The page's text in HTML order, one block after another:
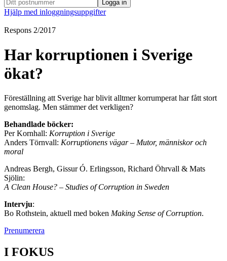
Hjälp med inloggningsuppgifter
Respons 2/2017
Har korruptionen i Sverige
ökat?
Föreställning att Sverige har blivit alltmer korrumperat har fått stort
genomslag. Men stämmer det verkligen?
Behandlade böcker:
Per Kornhall: Korruption i Sverige
Anders Törnvall: Korruptionens vägar – Mutor, människor och
moral
Andreas Bergh, Gissur Ó. Erlingsson, Richard Öhrvall & Mats
Sjölin:
A Clean House? – Studies of Corruption in Sweden
Intervju:
Bo Rothstein, aktuell med boken Making Sense of Corruption.
Prenumerera
I FOKUS